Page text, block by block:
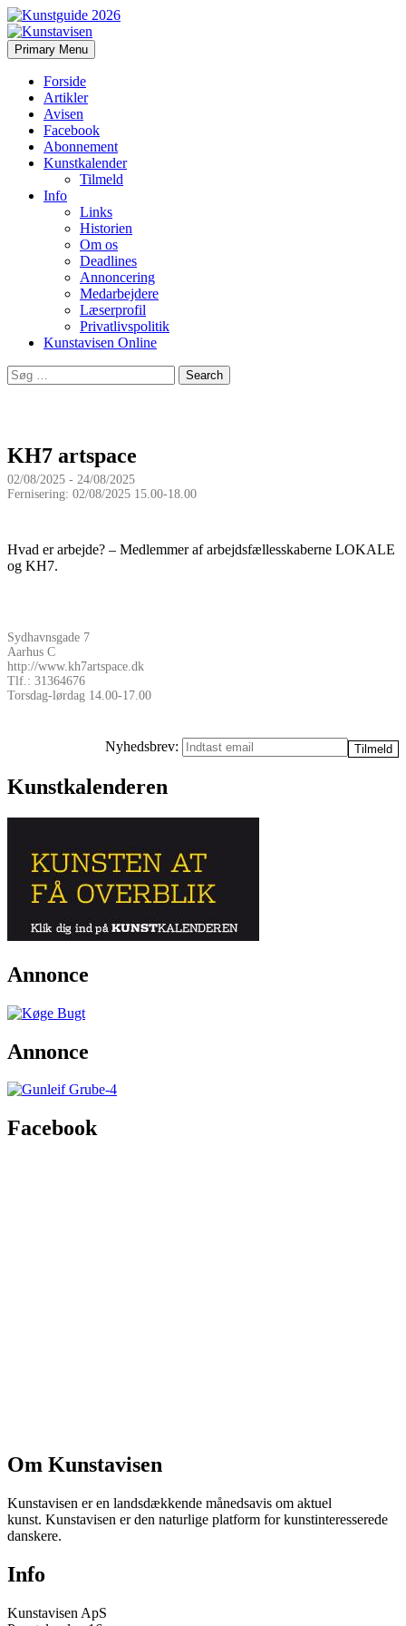
Kunstavisen
Search
Primary Menu Skip
to
Forside
Artikler
Avisen
Facebook
Abonnement
Kunstkalender
Tilmeld
Info
Links
Historien
Om os
Deadlines
Annoncering
Medarbejdere
Læserprofil
Privatlivspolitik
Kunstavisen Online
Search
for:
KH7 artspace
02/08/2025 - 24/08/2025
Fernisering: 02/08/2025 15.00-18.00
Hvad er arbejde? – Medlemmer af arbejdsfællesskaberne LOKALE
og KH7.
Sydhavnsgade 7
Aarhus C
http://www.kh7artspace.dk
Tlf.: 31364676
Torsdag-lørdag 14.00-17.00
Nyhedsbrev:
Kunstkalenderen
Annonce
Annonce
Facebook
Om Kunstavisen
Kunstavisen er en landsdækkende månedsavis om aktuel
kunst. Kunstavisen er den naturlige platform for kunstinteresserede
danskere.
Info
Kunstavisen ApS